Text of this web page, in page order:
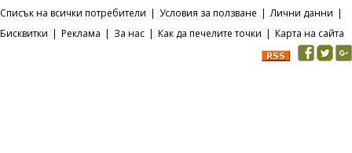
Списък на всички потребители | Условия за ползване | Лични данни |
Бисквитки | Реклама | За нас | Как да печелите точки | Карта на сайта